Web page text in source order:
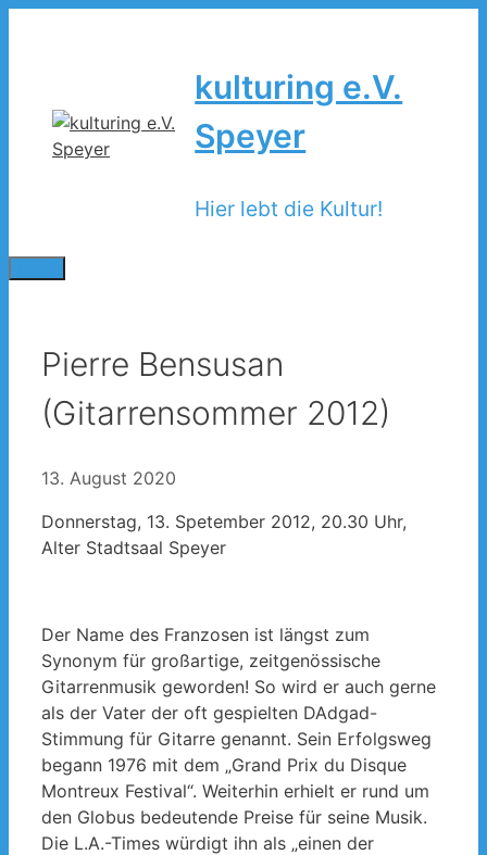
kulturing e.V.
Speyer
Hier lebt die Kultur!
Pierre Bensusan
(Gitarrensommer 2012)
13. August 2020
Donnerstag, 13. Spetember 2012, 20.30 Uhr,
Alter Stadtsaal Speyer
Der Name des Franzosen ist längst zum
Synonym für großartige, zeitgenössische
Gitarrenmusik geworden! So wird er auch gerne
als der Vater der oft gespielten DAdgad-
Stimmung für Gitarre genannt. Sein Erfolgsweg
begann 1976 mit dem „Grand Prix du Disque
Montreux Festival“. Weiterhin erhielt er rund um
den Globus bedeutende Preise für seine Musik.
Die L.A.-Times würdigt ihn als „einen der